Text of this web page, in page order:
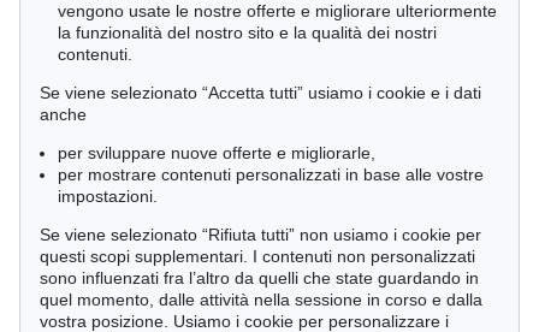
Economia e diritto
Meraviglie della natura
Cimelia
Ordine:
Tutti gli oggetti
Solo offerte attuali
Solo oggetti venduti
vengono usate le nostre offerte e migliorare ulteriormente
la funzionalità del nostro sito e la qualità dei nostri
contenuti.
Se viene selezionato “Accetta tutti” usiamo i cookie e i dati
anche
per sviluppare nuove offerte e migliorarle,
per mostrare contenuti personalizzati in base alle vostre
impostazioni.
Se viene selezionato “Rifiuta tutti” non usiamo i cookie per
questi scopi supplementari. I contenuti non personalizzati
sono influenzati fra l’altro da quelli che state guardando in
quel momento, dalle attività nella sessione in corso e dalla
vostra posizione. Usiamo i cookie per personalizzare i